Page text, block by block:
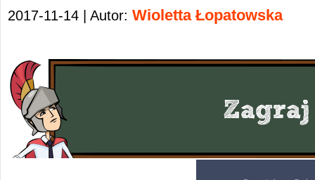
2017-11-14 | Autor: Wioletta Łopatowska